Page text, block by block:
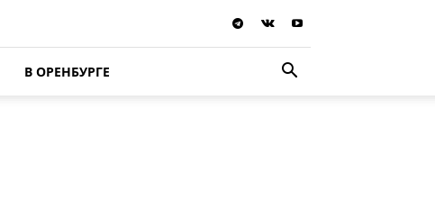
В ОРЕНБУРГЕ